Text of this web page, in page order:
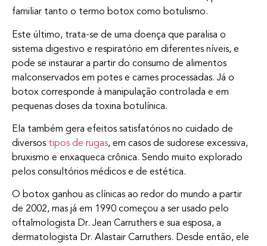
familiar tanto o termo botox como botulismo.
Este último, trata-se de uma doença que paralisa o
sistema digestivo e respiratório em diferentes níveis, e
pode se instaurar a partir do consumo de alimentos
malconservados em potes e carnes processadas. Já o
botox corresponde à manipulação controlada e em
pequenas doses da toxina botulínica.
Ela também gera efeitos satisfatórios no cuidado de
diversos tipos de rugas, em casos de sudorese excessiva,
bruxismo e enxaqueca crônica. Sendo muito explorado
pelos consultórios médicos e de estética.
O botox ganhou as clínicas ao redor do mundo a partir
de 2002, mas já em 1990 começou a ser usado pelo
oftalmologista Dr. Jean Carruthers e sua esposa, a
dermatologista Dr. Alastair Carruthers. Desde então, ele